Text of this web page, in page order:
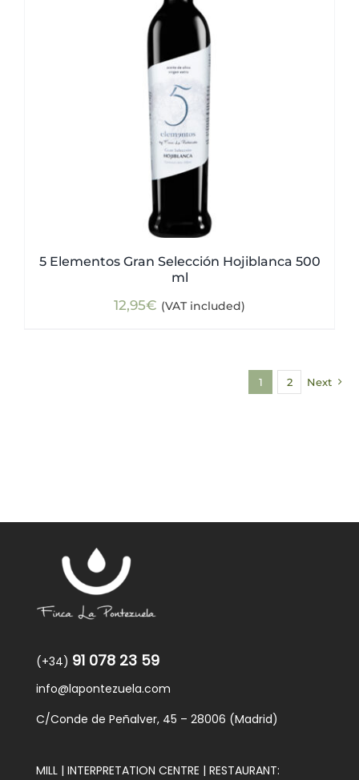
5 Elementos Gran Selección Hojiblanca 500
ml
12,95€ (VAT included)
1 2 Next
(+34) 91 078 23 59
info@lapontezuela.com
C/Conde de Peñalver, 45 – 28006 (Madrid)
MILL | INTERPRETATION CENTRE | RESTAURANT: